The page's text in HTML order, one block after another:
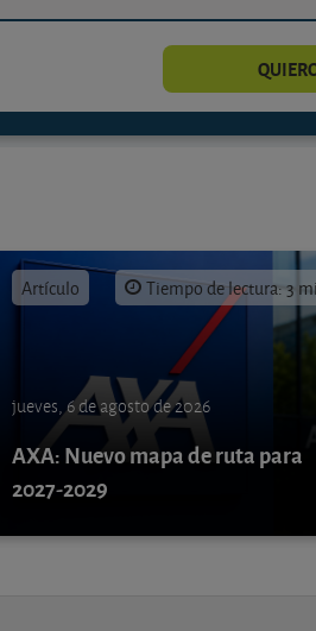
Artículo Tiempo de lectura: 3
jueves, 6 de agosto de 2026
AXA: Nuevo mapa de ruta para
2027-2029